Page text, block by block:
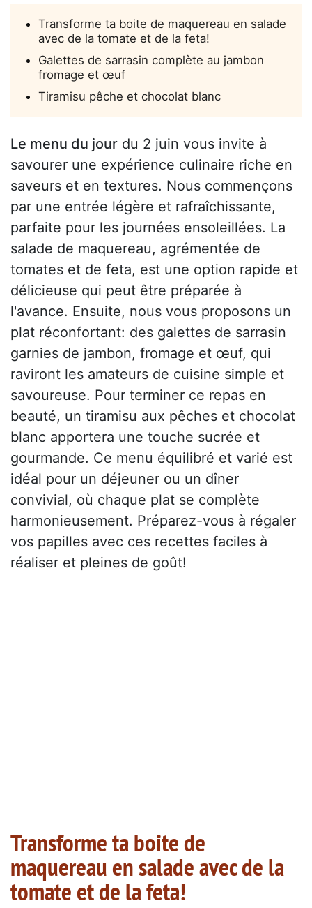
Transforme ta boite de maquereau en salade
avec de la tomate et de la feta!
Galettes de sarrasin complète au jambon
fromage et œuf
Tiramisu pêche et chocolat blanc
Le menu du jour du 2 juin vous invite à
savourer une expérience culinaire riche en
saveurs et en textures. Nous commençons
par une entrée légère et rafraîchissante,
parfaite pour les journées ensoleillées. La
salade de maquereau, agrémentée de
tomates et de feta, est une option rapide et
délicieuse qui peut être préparée à
l'avance. Ensuite, nous vous proposons un
plat réconfortant: des galettes de sarrasin
garnies de jambon, fromage et œuf, qui
raviront les amateurs de cuisine simple et
savoureuse. Pour terminer ce repas en
beauté, un tiramisu aux pêches et chocolat
blanc apportera une touche sucrée et
gourmande. Ce menu équilibré et varié est
idéal pour un déjeuner ou un dîner
convivial, où chaque plat se complète
harmonieusement. Préparez-vous à régaler
vos papilles avec ces recettes faciles à
réaliser et pleines de goût!
Transforme ta boite de
maquereau en salade avec de la
tomate et de la feta!